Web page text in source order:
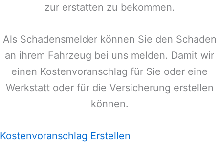
zur erstatten zu bekommen.
Als Schadensmelder können Sie den Schaden
an ihrem Fahrzeug bei uns melden. Damit wir
einen Kostenvoranschlag für Sie oder eine
Werkstatt oder für die Versicherung erstellen
können.
Kostenvoranschlag Erstellen